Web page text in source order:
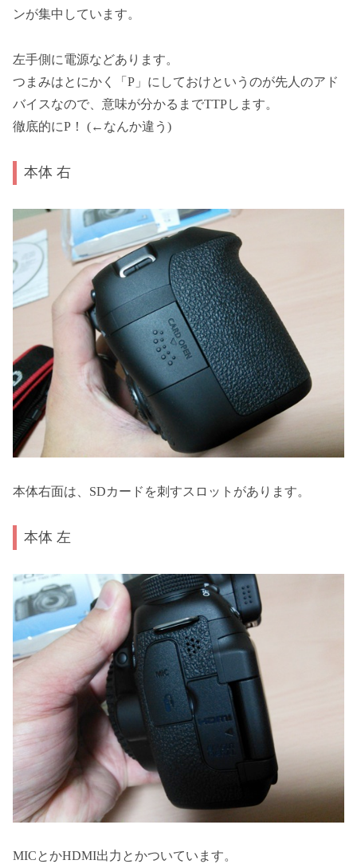
ンが集中しています。
左手側に電源などあります。
つまみはとにかく「P」にしておけというのが先人のアド
バイスなので、意味が分かるまでTTPします。
徹底的にP！ (←なんか違う)
本体 右
本体右面は、SDカードを刺すスロットがあります。
本体 左
MICとかHDMI出力とかついています。